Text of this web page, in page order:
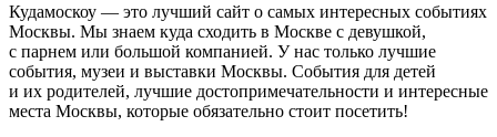
Кудамоскоу — это лучший сайт о самых интересных событиях
Москвы. Мы знаем куда сходить в Москве с девушкой,
с парнем или большой компанией. У нас только лучшие
события, музеи и выставки Москвы. События для детей
и их родителей, лучшие достопримечательности и интересные
места Москвы, которые обязательно стоит посетить!